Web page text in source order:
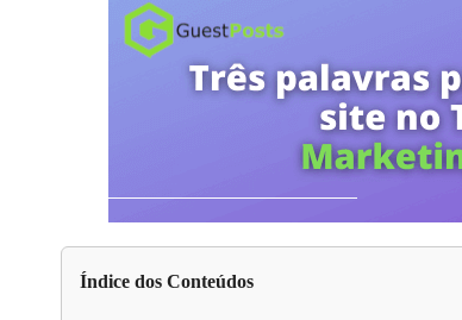
Índice dos Conteúdos